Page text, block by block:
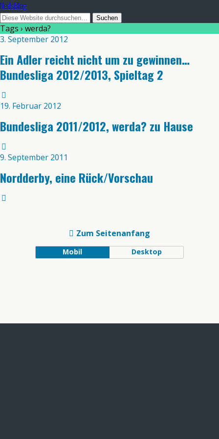
NedsBlog
Tags › werda?
3. September 2012
Ein Adler reicht nicht um zu gewinnen…
Bundesliga 2012/2013, Spieltag 2
19. Februar 2012
Bundesliga 2011/2012, werda? zu Hause
9. September 2011
Nordderby, eine Rück/Vorschau
Zum Seitenanfang
Mobil Desktop